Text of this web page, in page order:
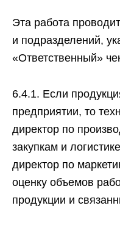
Эта работа
и подразделений,
«Ответственный»
6.4.1. Если
предприятии, то
директор по
закупкам и
директор по
оценку объемов
продукции и